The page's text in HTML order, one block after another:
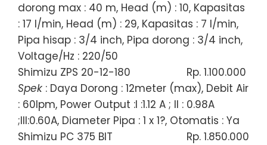
dorong max : 40 m, Head (m) : 10, Kapasitas
: 17 l/min, Head (m) : 29, Kapasitas : 7 l/min,
Pipa hisap : 3/4 inch, Pipa dorong : 3/4 inch,
Voltage/Hz : 220/50
Shimizu ZPS 20-12-180
Rp. 1.100.000
Spek : Daya Dorong : 12meter (max), Debit Air
: 60lpm, Power Output :I :1.12 A ; II : 0.98A
;III:0.60A, Diameter Pipa : 1 x 1?, Otomatis : Ya
Shimizu PC 375 BIT
Rp. 1.850.000